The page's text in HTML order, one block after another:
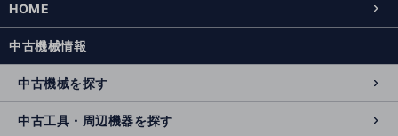
HOME
中古機械情報
中古機械を探す
中古工具・周辺機器を探す